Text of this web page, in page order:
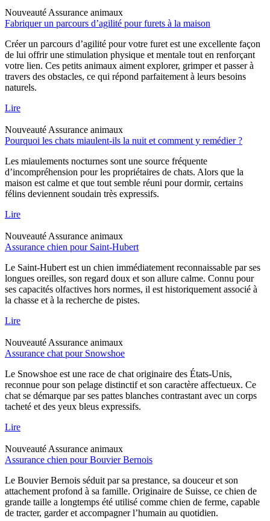
Nouveauté Assurance animaux
Fabriquer un parcours d’agilité pour furets à la maison
Créer un parcours d’agilité pour votre furet est une excellente façon
de lui offrir une stimulation physique et mentale tout en renforçant
votre lien. Ces petits animaux aiment explorer, grimper et passer à
travers des obstacles, ce qui répond parfaitement à leurs besoins
naturels.
Lire
Nouveauté Assurance animaux
Pourquoi les chats miaulent-ils la nuit et comment y remédier ?
Les miaulements nocturnes sont une source fréquente
d’incompréhension pour les propriétaires de chats. Alors que la
maison est calme et que tout semble réuni pour dormir, certains
félins deviennent soudain très expressifs.
Lire
Nouveauté Assurance animaux
Assurance chien pour Saint-Hubert
Le Saint-Hubert est un chien immédiatement reconnaissable par ses
longues oreilles, son regard doux et son allure calme. Connu pour
ses capacités olfactives hors normes, il est historiquement associé à
la chasse et à la recherche de pistes.
Lire
Nouveauté Assurance animaux
Assurance chat pour Snowshoe
Le Snowshoe est une race de chat originaire des États-Unis,
reconnue pour son pelage distinctif et son caractère affectueux. Ce
chat se démarque par ses pattes blanches contrastant avec un corps
tacheté et des yeux bleus expressifs.
Lire
Nouveauté Assurance animaux
Assurance chien pour Bouvier Bernois
Le Bouvier Bernois séduit par sa prestance, sa douceur et son
attachement profond à sa famille. Originaire de Suisse, ce chien de
grande taille a longtemps été utilisé comme chien de ferme, capable
de tracter, garder et accompagner l’humain au quotidien.